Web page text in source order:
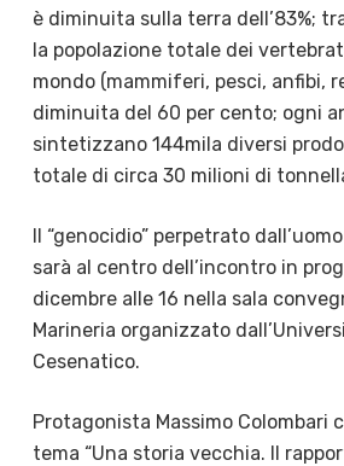
è diminuita sulla terra dell’83%;
la popolazione totale dei
mondo (mammiferi, pesci, anfibi,
diminuita del 60 per cento; ogni
sintetizzano 144mila diversi
totale di circa 30 milioni di
Il “genocidio” perpetrato
sarà al centro dell’incontro in
dicembre alle 16 nella sala
Marineria organizzato
Cesenatico.
Protagonista Massimo Colombari
tema “Una storia vecchia. Il